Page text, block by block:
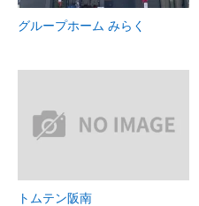
グループホーム みらく
トムテン阪南